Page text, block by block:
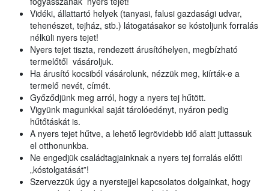
Vidéki, állattartó helyek (tanyasi, falusi gazdasági udvar,
tehenészet, tejház, stb.) látogatásakor se kóstoljunk forralás
nélküli nyers tejet!
Nyers tejet tiszta, rendezett árusítóhelyen, megbízható
termelőtől vásároljuk.
Ha árusító kocsiból vásárolunk, nézzük meg, kiírták-e a
termelő nevét, címét.
Győződjünk meg arról, hogy a nyers tej hűtött.
Vigyünk magunkkal saját tárolóedényt, nyáron pedig
hűtőtáskát is.
A nyers tejet hűtve, a lehető legrövidebb idő alatt juttassuk
el otthonunkba.
Ne engedjük családtagjainknak a nyers tej forralás előtti
„kóstolgatását”!
Szervezzük úgy a nyerstejjel kapcsolatos dolgainkat, hogy